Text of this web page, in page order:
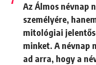
Az Álmos névnap
személyére,
mitológiai
minket. A névnap
ad arra, hogy a